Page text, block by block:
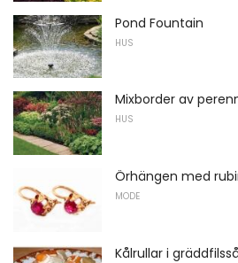
Pond Fountain
HUS
Mixborder av
HUS
Örhängen med
MODE
Kålrullar i